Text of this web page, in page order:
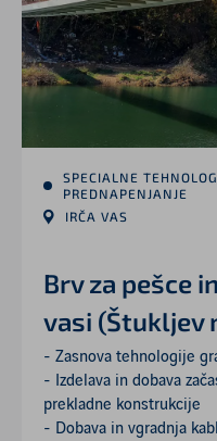
SPECIALNE
PREDNAPENJANJE
IRČA VAS
Brv za pešce
vasi (Štukljev
- Zasnova tehnologije
- Izdelava in dobava
prekladne konstrukcije
- Dobava in vgradnja